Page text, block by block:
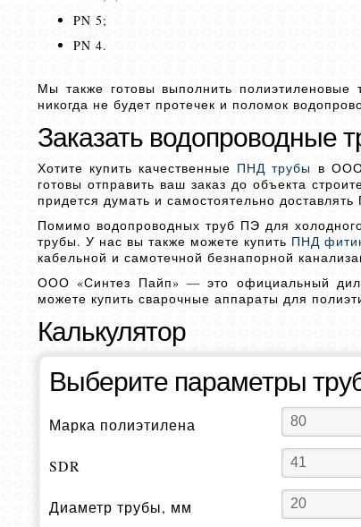
PN 5;
PN 4.
Мы также готовы выполнить
никогда не будет протечек и поломок
Заказать водопроводные
Хотите купить качественные ПНД трубы в ООО
готовы отправить ваш заказ до объекта
придется думать и самостоятельно
Помимо водопроводных труб ПЭ для
трубы. У нас вы также можете купить ПНД
кабельной и самотечной безнапорной
ООО «Синтез Пайп» — это официальный
можете купить сварочные аппараты для
Калькулятор
Выберите параметры
Марка полиэтилена
SDR
Диаметр трубы, мм